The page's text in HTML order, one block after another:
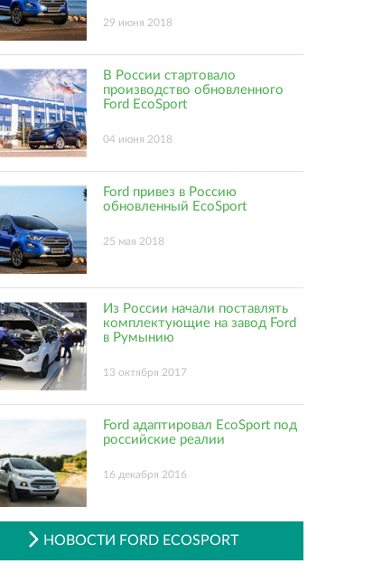
29 июня 2018
В России стартовало
производство обновленного
Ford EcoSport
04 июня 2018
Ford привез в Россию
обновленный EcoSport
25 мая 2018
Из России начали поставлять
комплектующие на завод Ford
в Румынию
13 октября 2017
Ford адаптировал EcoSport под
российские реалии
16 декабря 2016
НОВОСТИ FORD ECOSPORT